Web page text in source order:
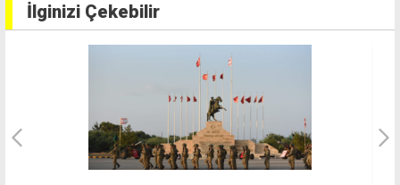
İlginizi Çekebilir